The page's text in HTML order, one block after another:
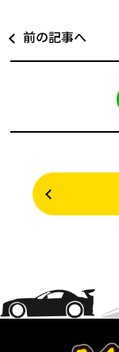
前の記事へ